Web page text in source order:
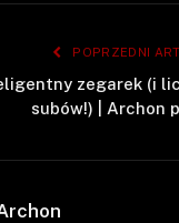
POPRZEDNI
zegarek (i
subów!) | Archon